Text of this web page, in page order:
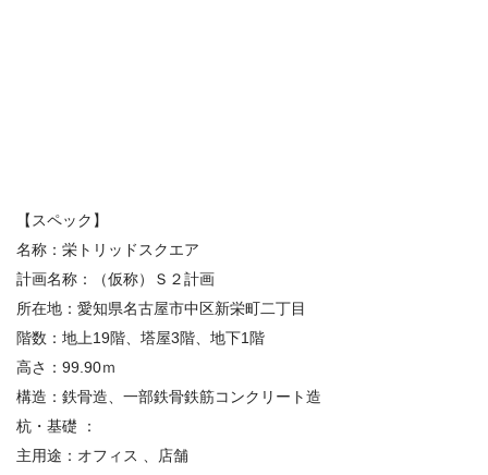
【スペック】
名称：栄トリッドスクエア
計画名称：（仮称）Ｓ２計画
所在地：愛知県名古屋市中区新栄町二丁目
階数：地上19階、塔屋3階、地下1階
高さ：99.90ｍ
構造：鉄骨造、一部鉄骨鉄筋コンクリート造
杭・基礎 ：
主用途：オフィス 、店舗